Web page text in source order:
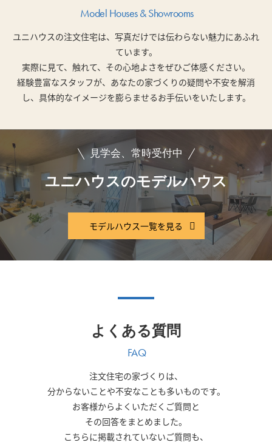
Model Houses & Showrooms
ユニハウスの注文住宅は、写真だけでは伝わらない魅力にあふれ
ています。
実際に見て、触れて、その心地よさをぜひご体感ください。
経験豊富なスタッフが、あなたの家づくりの疑問や不安を解消
し、具体的なイメージを膨らませるお手伝いをいたします。
見学会、常時受付中
ユニハウスのモデルハウス
モデルハウス一覧を見る
よくある質問
FAQ
注文住宅の家づくりは、
分からないことや不安なことも多いものです。
お客様からよくいただくご質問と
その回答をまとめました。
こちらに掲載されていないご質問も、